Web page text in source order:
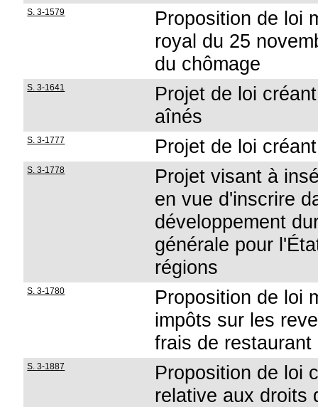
S. 3-1579
Proposition de loi
royal du 25
du chômage
S. 3-1641
Projet de loi
aînés
S. 3-1777 Projet de loi
S. 3-1778
Projet visant à
en vue d'inscrire
développement
générale pour
régions
S. 3-1780
Proposition de loi
impôts sur les
frais de restaurant
S. 3-1887
Proposition de loi
relative aux droits